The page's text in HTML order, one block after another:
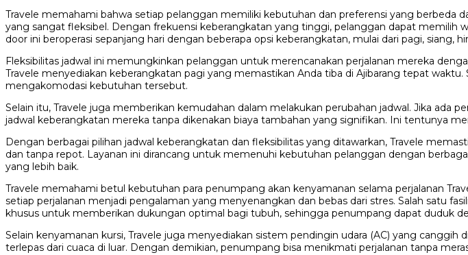
Travele memahami bahwa setiap pelanggan memiliki kebutuhan dan preferensi yang berbeda
yang sangat fleksibel. Dengan frekuensi keberangkatan yang tinggi, pelanggan dapat memilih
door ini beroperasi sepanjang hari dengan beberapa opsi keberangkatan, mulai dari pagi, siang,
Fleksibilitas jadwal ini memungkinkan pelanggan untuk merencanakan perjalanan mereka
Travele menyediakan keberangkatan pagi yang memastikan Anda tiba di Ajibarang tepat
mengakomodasi kebutuhan tersebut.
Selain itu, Travele juga memberikan kemudahan dalam melakukan perubahan jadwal. Jika
jadwal keberangkatan mereka tanpa dikenakan biaya tambahan yang signifikan. Ini tentunya
Dengan berbagai pilihan jadwal keberangkatan dan fleksibilitas yang ditawarkan, Travele
dan tanpa repot. Layanan ini dirancang untuk memenuhi kebutuhan pelanggan dengan
yang lebih baik.
Travele memahami betul kebutuhan para penumpang akan kenyamanan selama perjalanan
setiap perjalanan menjadi pengalaman yang menyenangkan dan bebas dari stres. Salah satu
khusus untuk memberikan dukungan optimal bagi tubuh, sehingga penumpang dapat duduk
Selain kenyamanan kursi, Travele juga menyediakan sistem pendingin udara (AC) yang
terlepas dari cuaca di luar. Dengan demikian, penumpang bisa menikmati perjalanan tanpa